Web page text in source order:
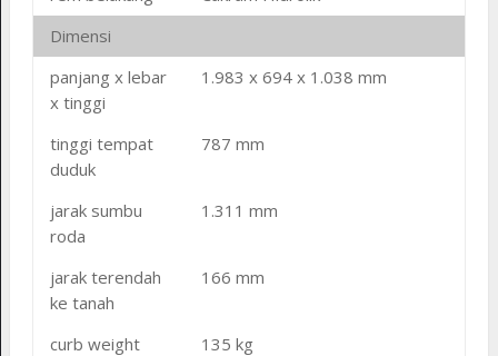
Dimensi
panjang x lebar
x tinggi
1.983 x 694 x 1.038 mm
tinggi tempat
duduk
787 mm
jarak sumbu
roda
1.311 mm
jarak terendah
ke tanah
166 mm
curb weight
135 kg